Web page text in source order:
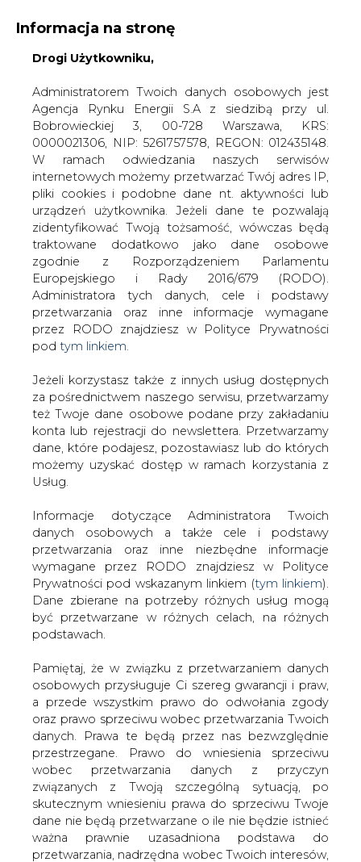
KONTAKT:
WYDAWCA PORTALU:
WYSOKI KONTRAST WIELKOŚĆ TEKSTU A A
ZALOGUJ SIĘ
WŁĄCZ CIRE.TV
Informacja na stronę
Drogi Użytkowniku,
Administratorem Twoich danych osobowych jest
Agencja Rynku Energii S.A z siedzibą przy ul.
Bobrowieckiej 3, 00-728 Warszawa, KRS:
0000021306, NIP: 5261757578, REGON: 012435148.
W ramach odwiedzania naszych serwisów
internetowych możemy przetwarzać Twój adres IP,
pliki cookies i podobne dane nt. aktywności lub
urządzeń użytkownika. Jeżeli dane te pozwalają
zidentyfikować Twoją tożsamość, wówczas będą
traktowane dodatkowo jako dane osobowe
zgodnie z Rozporządzeniem Parlamentu
Europejskiego i Rady 2016/679 (RODO).
Administratora tych danych, cele i podstawy
przetwarzania oraz inne informacje wymagane
przez RODO znajdziesz w Polityce Prywatności
pod tym linkiem.
Jeżeli korzystasz także z innych usług dostępnych
za pośrednictwem naszego serwisu, przetwarzamy
też Twoje dane osobowe podane przy zakładaniu
konta lub rejestracji do newslettera. Przetwarzamy
dane, które podajesz, pozostawiasz lub do których
możemy uzyskać dostęp w ramach korzystania z
Usług.
Informacje dotyczące Administratora Twoich
danych osobowych a także cele i podstawy
przetwarzania oraz inne niezbędne informacje
wymagane przez RODO znajdziesz w Polityce
Prywatności pod wskazanym linkiem (tym linkiem).
Dane zbierane na potrzeby różnych usług mogą
być przetwarzane w różnych celach, na różnych
podstawach.
Pamiętaj, że w związku z przetwarzaniem danych
osobowych przysługuje Ci szereg gwarancji i praw,
a przede wszystkim prawo do odwołania zgody
oraz prawo sprzeciwu wobec przetwarzania Twoich
danych. Prawa te będą przez nas bezwzględnie
przestrzegane. Prawo do wniesienia sprzeciwu
wobec przetwarzania danych z przyczyn
związanych z Twoją szczególną sytuacją, po
skutecznym wniesieniu prawa do sprzeciwu Twoje
dane nie będą przetwarzane o ile nie będzie istnieć
ważna prawnie uzasadniona podstawa do
przetwarzania, nadrzędna wobec Twoich interesów,
Strona główna RYNEK PALIW
Euroobligacje PKN w
poślizgu
2007-07-11 00:00
skomentuj
udostępnij:
Euroobligacje PKN w poślizgu
PKN Orlen ze względu na niestabilność
rynku wstrzymał emisję euroobligacji
&#8212; podała agencja Reuters.
Informację potwierdził Paweł Szymański, wiceprezes ds.
finansowych Orlenu. Emisja została przygotowana, by
refinansować kredyt pomostowy zaciągnięty na zakup
Możejek. Jego wielkość wynosiła 800 mln EUR (3 mld zł).